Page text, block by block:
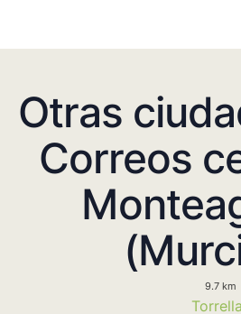
Otras
Correos
9.7 km